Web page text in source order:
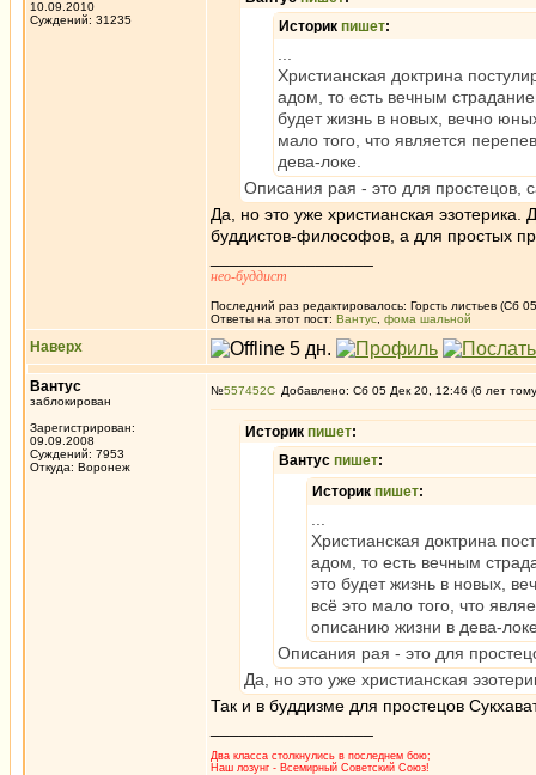
10.09.2010
Суждений: 31235
Историк пишет:
Христианская доктрина
адом, то есть вечным
будет жизнь в новых, вечно
мало того, что является
дева-локе.
Описания рая - это для простецов,
Да, но это уже христианская
буддистов-философов, а для простых
нео-буддист
Последний раз редактировалось: Горсть листьев (Сб
Ответы на этот пост: Вантус фома шальной
Наверх
Вантус
заблокирован
Зарегистрирован:
09.09.2008
Суждений: 7953
Откуда: Воронеж
№557452 Добавлено: Сб 05 Дек 20, 12:46 (6 лет
Историк пишет:
Вантус пишет:
Историк пишет:
Христианская доктрина
адом, то есть вечным
это будет жизнь в новых,
всё это мало того, что
описанию жизни в дева-
Описания рая - это для
Да, но это уже христианская
Так и в буддизме для простецов
Два класса столкнулись в последнем бою;
Наш лозунг - Всемирный Советский Союз!